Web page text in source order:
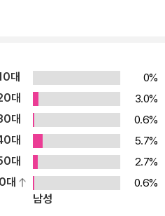
묻은 아이다. 거짓 위로나 섣부른
맹목적인 욕망과, 가눌 길 없는
이의 가슴을 푸른 물의 이미지로
은 수작들이 한 권을 가득 채웠다.
구슬에 다양한 질감과 색을 입혔
들을 낱낱이 끌어올려 보여 주리
들은 작품의 중요한 축을 담당한
과 빠름을 유려하게 조절하는 그림
하는
대
0%
대
3.0%
대
0.6%
대
5.7%
대
2.7%
대
0.6%
남성